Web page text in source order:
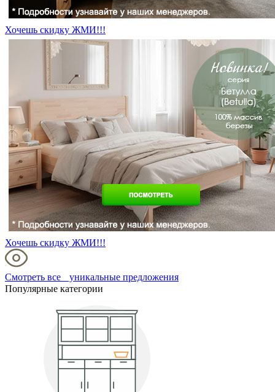
Хочешь скидку ЖМИ!!!
Хочешь скидку ЖМИ!!!
Смотреть все уникальные предложения
Популярные категории